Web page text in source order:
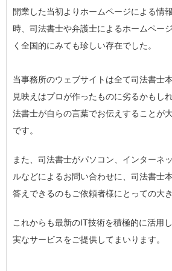
開業した当初よりホームページによる情
時、司法書士や弁護士によるホームペー
く全国的にみても珍しい存在でした。
当事務所のウェブサイトは全て司法書士
見映えはプロが作ったものに劣るかもし
法書士が自らの言葉でお伝えすることが
です。
また、司法書士がパソコン、インターネ
ルなどによるお問い合わせに、司法書士
答えできるのもご依頼者様にとっての大
これからも最新のIT技術を積極的に活用
実なサービスをご提供してまいります。